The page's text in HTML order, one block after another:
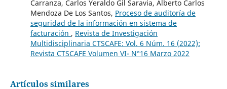
Carranza, Carlos Yeraldo Gil Saravia, Alberto Carlos
Mendoza De Los Santos, Proceso de auditoría de
seguridad de la información en sistema de
facturación , Revista de Investigación
Multidisciplinaria CTSCAFE: Vol. 6 Núm. 16 (2022):
Revista CTSCAFE Volumen VI- N°16 Marzo 2022
Artículos similares